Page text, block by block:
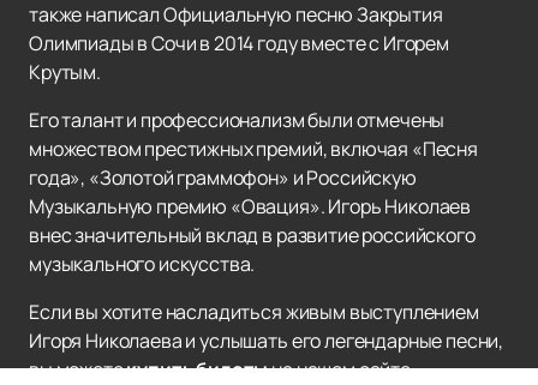
также написал Официальную песню Закрытия
Олимпиады в Сочи в 2014 году вместе с Игорем
Крутым.
Его талант и профессионализм были отмечены
множеством престижных премий, включая «Песня
года», «Золотой граммофон» и Российскую
Музыкальную премию «Овация». Игорь Николаев
внес значительный вклад в развитие российского
музыкального искусства.
Если вы хотите насладиться живым выступлением
Игоря Николаева и услышать его легендарные песни,
вы можетекупить билетына нашем сайте.